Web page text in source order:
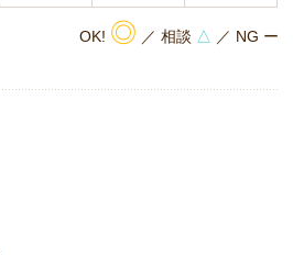
OK! ◎ ／ 相談 △ ／ NG ー